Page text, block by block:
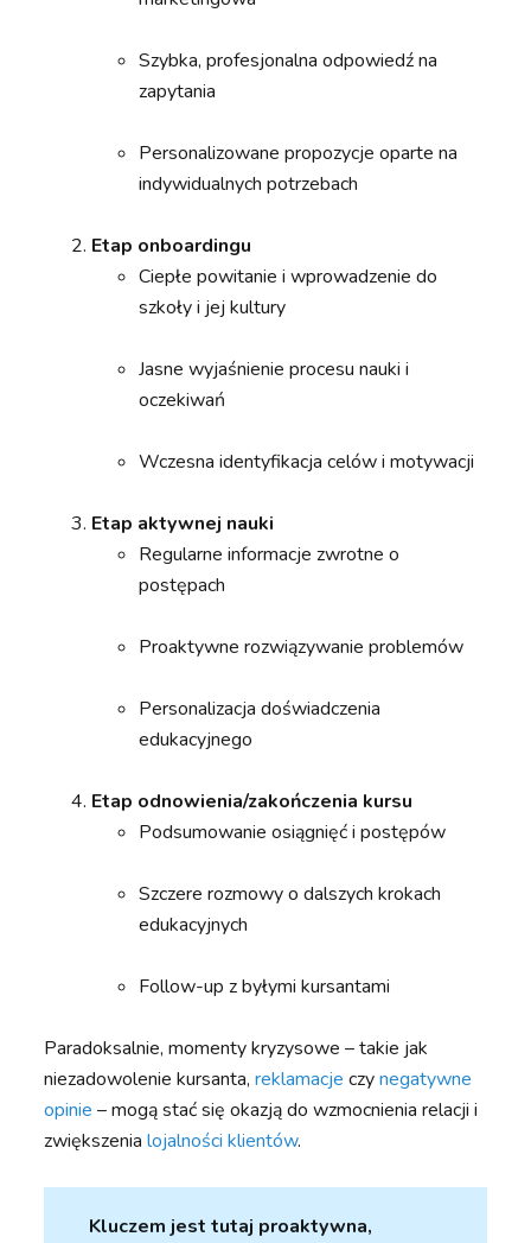
Szybka, profesjonalna odpowiedź na
zapytania
Personalizowane propozycje oparte na
indywidualnych potrzebach
Etap onboardingu
Ciepłe powitanie i wprowadzenie do
szkoły i jej kultury
Jasne wyjaśnienie procesu nauki i
oczekiwań
Wczesna identyfikacja celów i motywacji
Etap aktywnej nauki
Regularne informacje zwrotne o
postępach
Proaktywne rozwiązywanie problemów
Personalizacja doświadczenia
edukacyjnego
Etap odnowienia/zakończenia kursu
Podsumowanie osiągnięć i postępów
Szczere rozmowy o dalszych krokach
edukacyjnych
Follow-up z byłymi kursantami
Paradoksalnie, momenty kryzysowe – takie jak
niezadowolenie kursanta,reklamacje czynegatywne
opinie – mogą stać się okazją do wzmocnienia relacji i
zwiększenialojalności klientów.
Kluczem jest tutaj proaktywna,